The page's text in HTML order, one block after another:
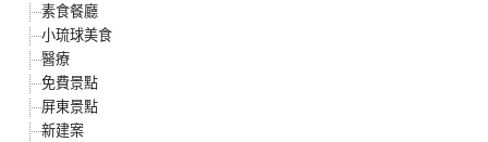
素食餐廳
小琉球美食
醫療
免費景點
屏東景點
新建案